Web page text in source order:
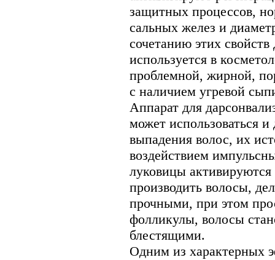
защитных процессов,
сальных желез и
сочетанию этих
используется в
проблемной, жирной,
с наличием угревой
Аппарат для
может использоваться
выпадения волос, их
воздействием
луковицы
производить волосы,
прочными, при этом
фолликулы, волосы
блестящими.
Одним из характерных